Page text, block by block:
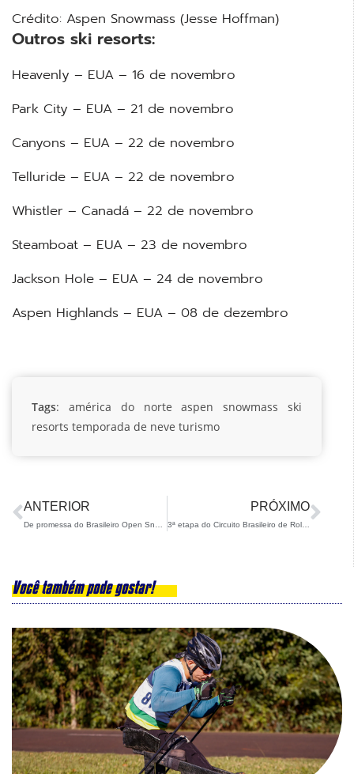
Crédito: Aspen Snowmass (Jesse Hoffman)
Outros ski resorts:
Heavenly – EUA – 16 de novembro
Park City – EUA – 21 de novembro
Canyons – EUA – 22 de novembro
Telluride – EUA – 22 de novembro
Whistler – Canadá – 22 de novembro
Steamboat – EUA – 23 de novembro
Jackson Hole – EUA – 24 de novembro
Aspen Highlands – EUA – 08 de dezembro
Tags: américa do norte aspen snowmass
ski
resorts temporada de neve turismo
ANTERIOR PRÓXIMO
3ª etapa do Circuito Brasileiro de Rollerski – Campeonato Brasileiro Interclubes acontece em São Carlos nesta semana
Você também pode gostar!